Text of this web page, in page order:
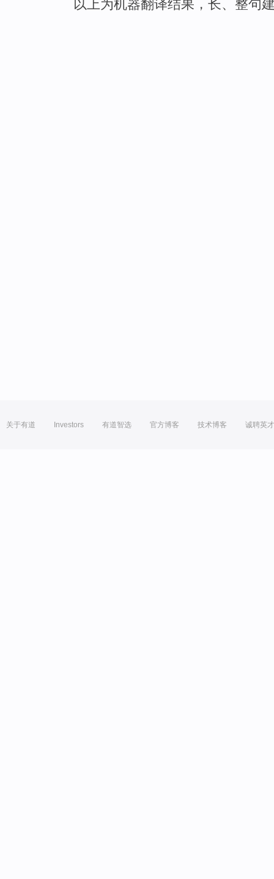
以上为机器翻译结果，长、整句
关于有道 Investors 有道智选 官方博客 技术博客 诚聘英才